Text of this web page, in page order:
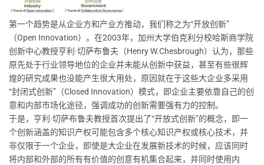
第一个趋势是从企业方和产业方推动，我们称之为“开放创新”
（Open Innovation）。在2003年，加州大学伯克利分校哈斯商学院
创新中心教授亨利·切萨布鲁夫（Henry W.Chesbrough）认为，那些
原先处于行业领导地位的企业并未能从创新中获益，甚至有些很辉
煌的研究成果也没能产生很大用处，原因就在于这些大企业多采用
“封闭式创新”（Closed Innovation）模式，即企业主要依靠自己的创
意和内部市场化途径，强调成功的创新需要强有力的控制。
于是，亨利·切萨布鲁夫教授首次提出了“开放式创新”的概念，即一
个创新涵盖的知识产权可能包含多个核心知识产权或核心技术，并
非仅限于一个企业，即使是大企业在发展新技术的时候，应该同时
将内部和外部的所有有价值的创意有机集合起来，并同时使用内